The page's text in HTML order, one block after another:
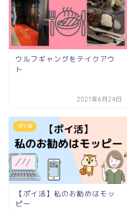
ウルフギャングをテイクアウ
ト
2021年6月24日
ポイ活
【ポイ活】私のお勧めはモッ
ピー